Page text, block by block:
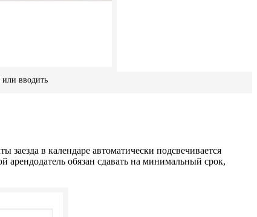
или вводить
в календаре автоматически подсвечивается
обязан сдавать на минимальный срок,